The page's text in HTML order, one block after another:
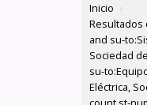
Inicio ›
Resultados
and su-
Sociedad
su-
Eléctrica,